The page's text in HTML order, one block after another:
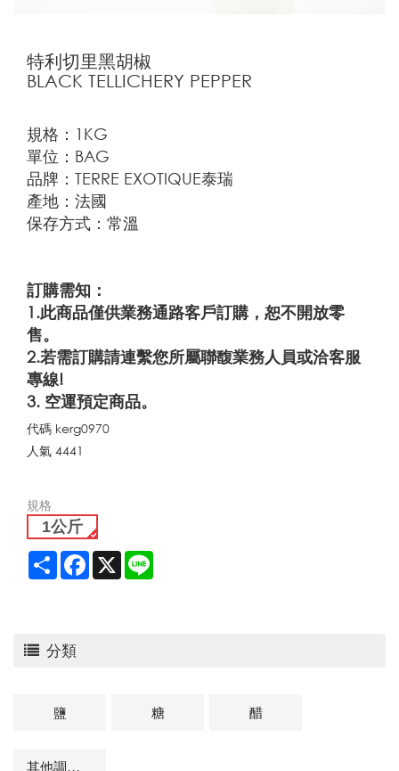
分類
鹽 糖 醋
其他調味品及相關商品
特利切里黑胡椒
BLACK TELLICHERY PEPPER
規格：1KG
單位：BAG
品牌：TERRE EXOTIQUE泰瑞
產地：法國
保存方式：常溫
訂購需知：
1.此商品僅供業務通路客戶訂購，恕不開放零
售。
2.若需訂購請連繫您所屬聯馥業務人員或洽客服
專線!
3. 空運預定商品。
代碼 kerg0970
人氣 4441
規格
1公斤
Share Facebook
X